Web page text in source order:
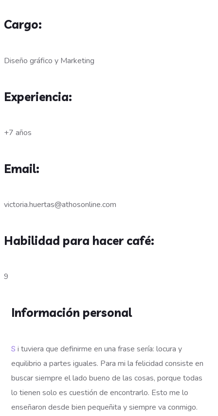
Cargo:
Diseño gráfico y Marketing
Experiencia:
+7 años
Email:
victoria.huertas@athosonline.com
Habilidad para hacer café:
9
Información personal
S i tuviera que definirme en una frase sería: locura y
equilibrio a partes iguales. Para mi la felicidad consiste en
buscar siempre el lado bueno de las cosas, porque todas
lo tienen solo es cuestión de encontrarlo. Esto me lo
enseñaron desde bien pequeñita y siempre va conmigo.